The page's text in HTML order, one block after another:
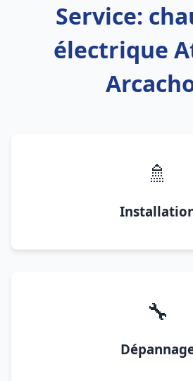
Service:
électrique
🚿
🔧